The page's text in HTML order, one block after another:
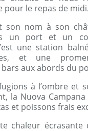
pour le repas de midi.
son nom à son
un port et un
une station
et une
aux abords du
à l’ombre et
la Nuova
et poissons frais
chaleur